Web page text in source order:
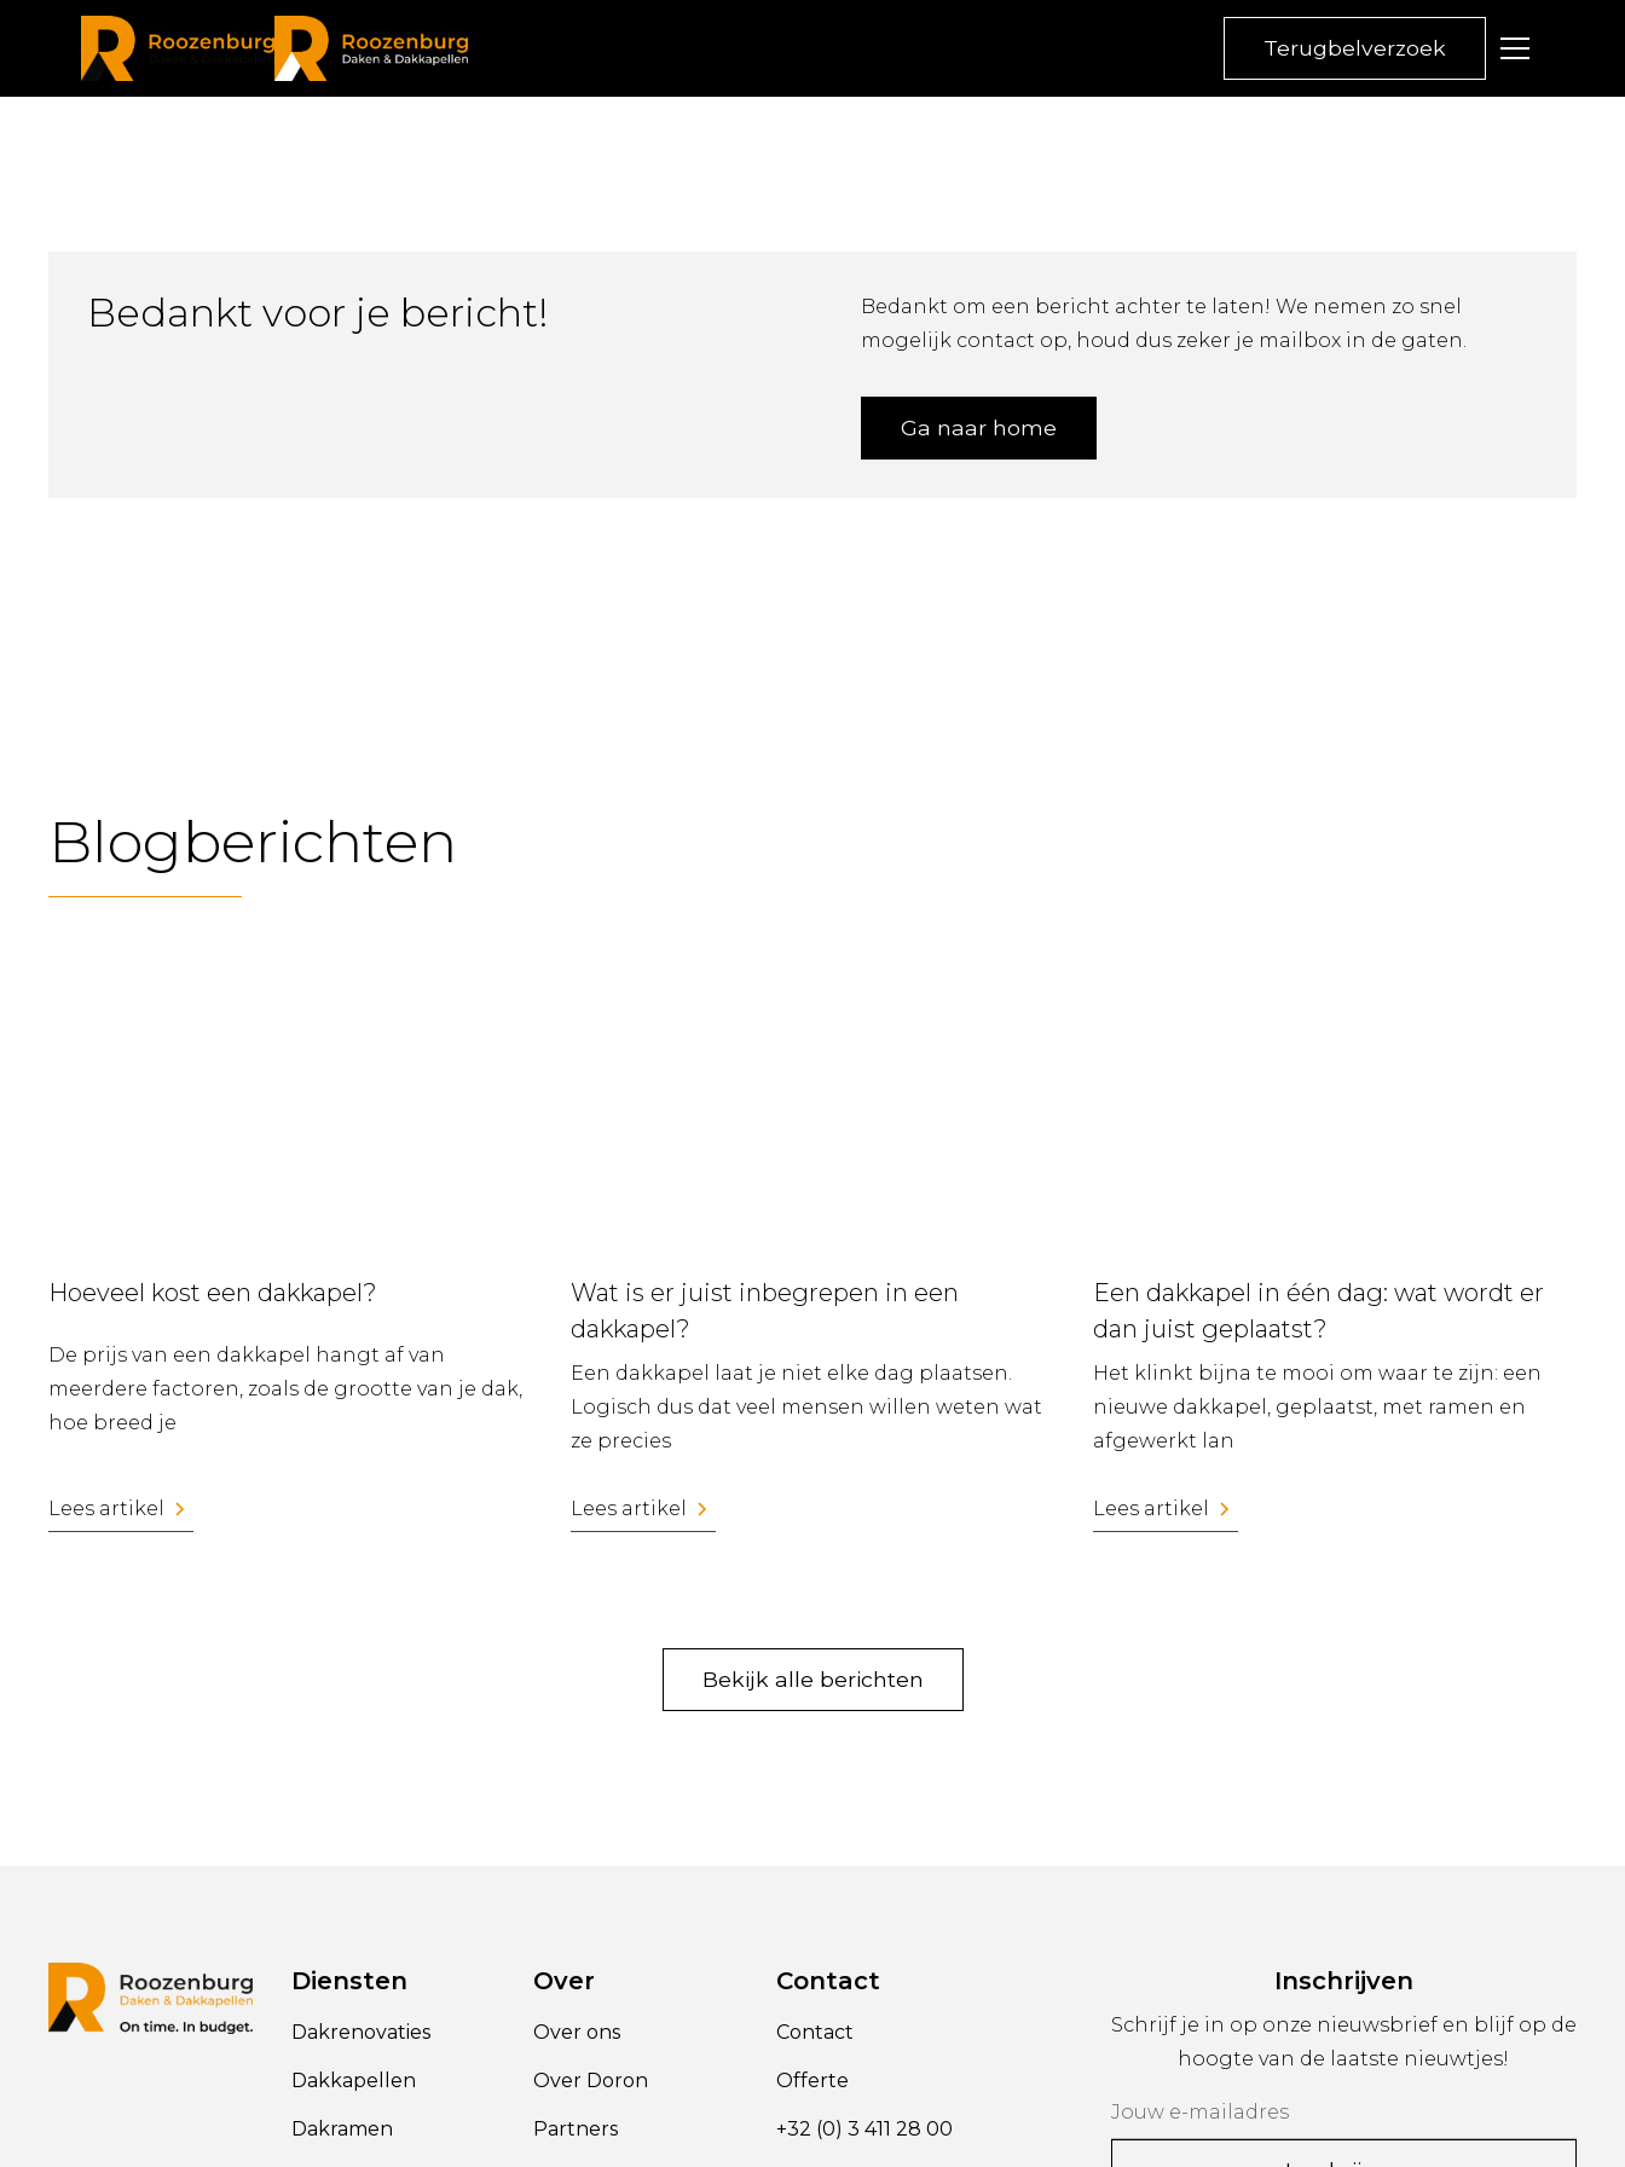
Terugbelverzoek
Bedankt voor je bericht!
Bedankt om een bericht achter te laten! We nemen zo snel
mogelijk contact op, houd dus zeker je mailbox in de gaten.
Ga naar home
Blogberichten
Hoeveel kost een dakkapel?
De prijs van een dakkapel hangt af van
meerdere factoren, zoals de grootte van je dak,
hoe breed je
Lees artikel
Wat is er juist inbegrepen in een
dakkapel?
Een dakkapel laat je niet elke dag plaatsen.
Logisch dus dat veel mensen willen weten wat
ze precies
Lees artikel
Een dakkapel in één dag: wat wordt er
dan juist geplaatst?
Het klinkt bijna te mooi om waar te zijn: een
nieuwe dakkapel, geplaatst, met ramen en
afgewerkt lan
Lees artikel
Bekijk alle berichten
Diensten
Dakrenovaties
Dakkapellen
Dakramen
Over
Over ons
Over Doron
Partners
Contact
Contact
Offerte
+32 (0) 3 411 28 00
Inschrijven
Schrijf je in op onze nieuwsbrief en blijf op de
hoogte van de laatste nieuwtjes!